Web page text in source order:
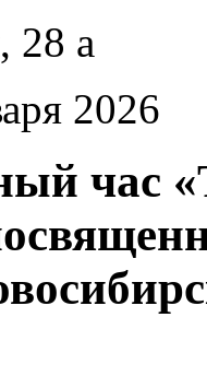
28 а
2026
час